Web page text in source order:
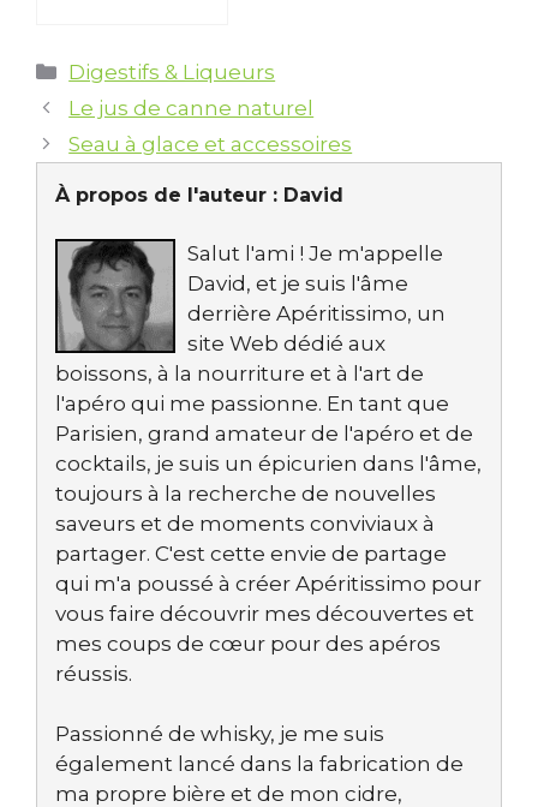
Catégories
Digestifs & Liqueurs
Le jus de canne naturel
Seau à glace et accessoires
À propos de l'auteur : David
Salut l'ami ! Je m'appelle
David, et je suis l'âme
derrière Apéritissimo, un
site Web dédié aux
boissons, à la nourriture et à l'art de
l'apéro qui me passionne. En tant que
Parisien, grand amateur de l'apéro et de
cocktails, je suis un épicurien dans l'âme,
toujours à la recherche de nouvelles
saveurs et de moments conviviaux à
partager. C'est cette envie de partage
qui m'a poussé à créer Apéritissimo pour
vous faire découvrir mes découvertes et
mes coups de cœur pour des apéros
réussis.
Passionné de whisky, je me suis
également lancé dans la fabrication de
ma propre bière et de mon cidre,